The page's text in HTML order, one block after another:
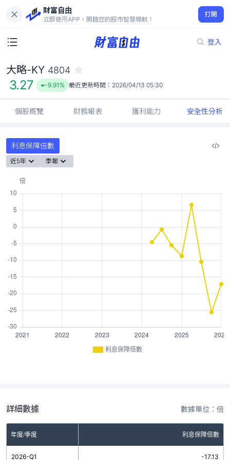
財富自由
立即使用APP，開啟您的股市智慧導航！
打開
登入
3.27
-9.91%
大略-KY 4804
3.27 -9.91% 最近更新時間： 2026/04/13 05:30
個股概覽 財務報表 獲利能力 安全性分析
利息保障倍數
近5年 季報
利息保障倍數
詳細數據 數據單位：倍
年度/季度 利息保障倍數
2026-Q1 -17.13